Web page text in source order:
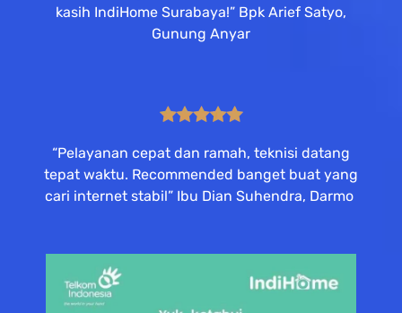
kasih IndiHome Surabaya!” Bpk Arief Satyo,
Gunung Anyar
“Pelayanan cepat dan ramah, teknisi datang
tepat waktu. Recommended banget buat yang
cari internet stabil” Ibu Dian Suhendra, Darmo